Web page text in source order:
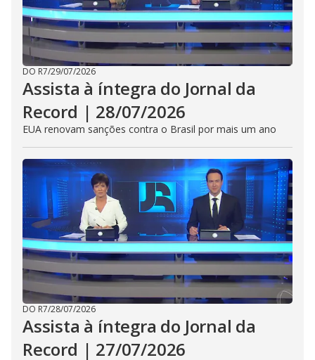
DO R7/29/07/2026
Assista à íntegra do Jornal da
Record | 28/07/2026
EUA renovam sanções contra o Brasil por mais um ano
DO R7/28/07/2026
Assista à íntegra do Jornal da
Record | 27/07/2026